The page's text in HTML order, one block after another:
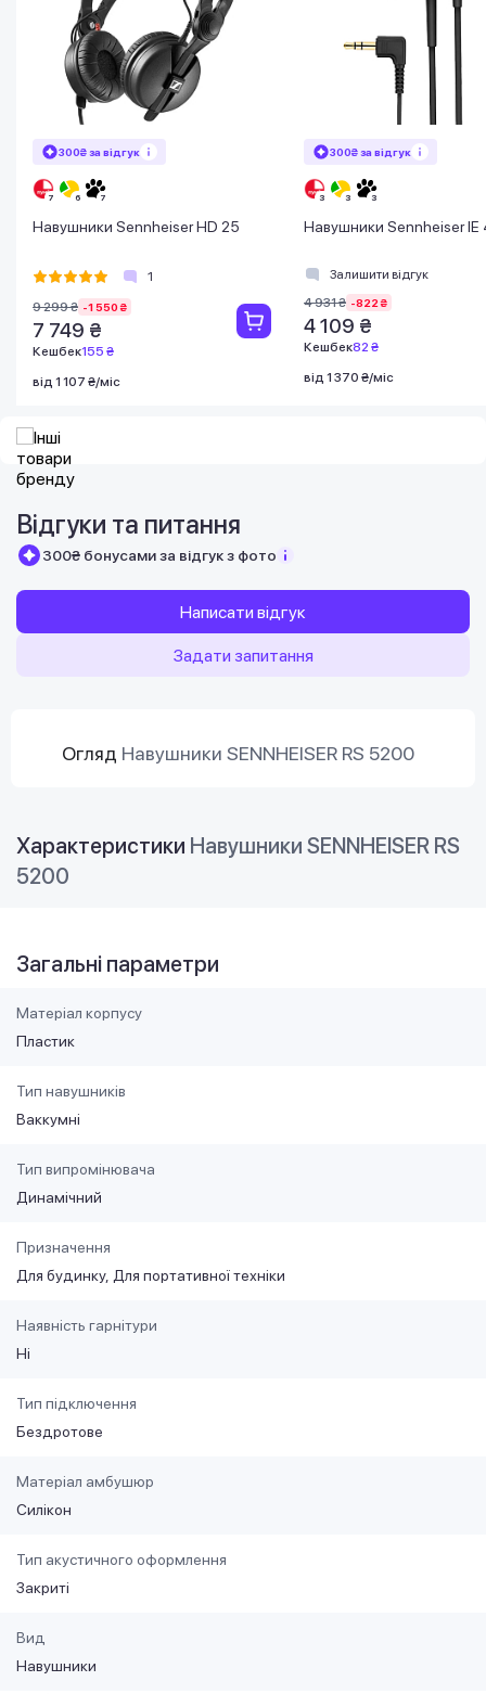
300₴ за відгук
Навушники Sennheiser HD 25
1
9 299 ₴ -1 550 ₴
7 749 ₴
Кешбек155 ₴
від 1 107 ₴/міс
300₴ за відгук
Навушники Sennheiser IE
Залишити відгук
4 931 ₴ -822 ₴
4 109 ₴
Кешбек82 ₴
від 1 370 ₴/міс
Відгуки та питання
300₴ бонусами за відгук з фото
Написати відгук
Задати запитання
Огляд Навушники SENNHEISER RS 5200
Характеристики Навушники SENNHEISER RS
5200
Загальні параметри
Матеріал корпусу
Пластик
Тип навушників
Ваккумні
Тип випромінювача
Динамічний
Призначення
Для будинку Для портативної техніки
Наявність гарнітури
Ні
Тип підключення
Бездротове
Матеріал амбушюр
Силікон
Тип акустичного оформлення
Закриті
Вид
Навушники